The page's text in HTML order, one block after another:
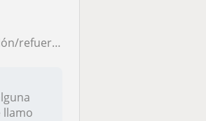
y matemáticas
llamo